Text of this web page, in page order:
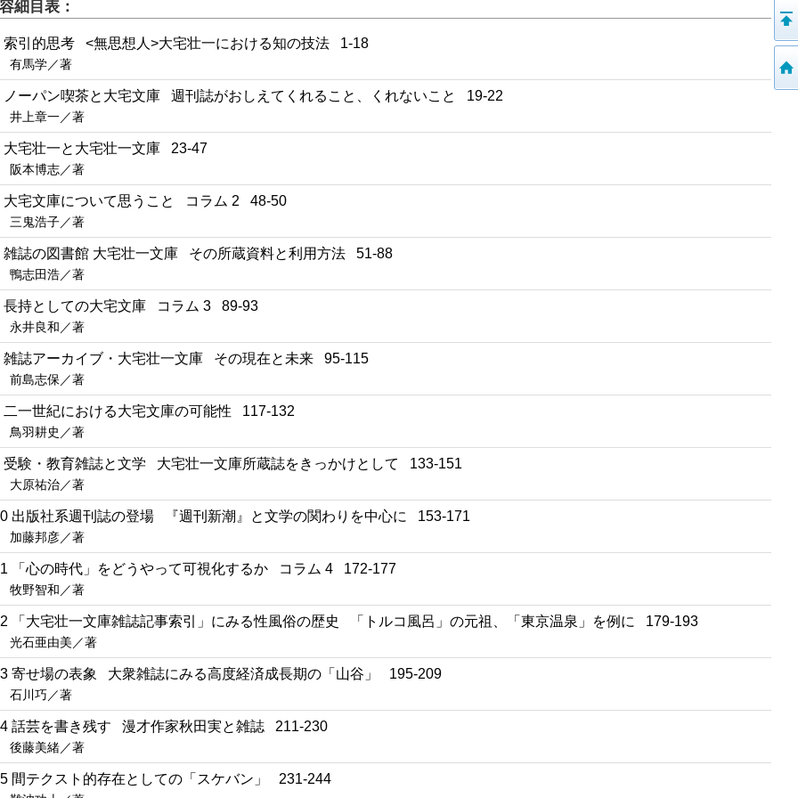
細目表：
索引的思考 <無思想人>大宅壮一における知の技法 1-18
有馬学／著
ノーパン喫茶と大宅文庫 週刊誌がおしえてくれること、くれないこと 19-22
井上章一／著
大宅壮一と大宅壮一文庫 23-47
阪本博志／著
大宅文庫について思うこと コラム 2 48-50
三鬼浩子／著
雑誌の図書館 大宅壮一文庫 その所蔵資料と利用方法 51-88
鴨志田浩／著
長持としての大宅文庫 コラム 3 89-93
永井良和／著
雑誌アーカイブ・大宅壮一文庫 その現在と未来 95-115
前島志保／著
二一世紀における大宅文庫の可能性 117-132
鳥羽耕史／著
受験・教育雑誌と文学 大宅壮一文庫所蔵誌をきっかけとして 133-151
大原祐治／著
出版社系週刊誌の登場 『週刊新潮』と文学の関わりを中心に 153-171
加藤邦彦／著
「心の時代」をどうやって可視化するか コラム 4 172-177
牧野智和／著
「大宅壮一文庫雑誌記事索引」にみる性風俗の歴史 「トルコ風呂」の元祖、「東京温泉」を例に 179-193
光石亜由美／著
寄せ場の表象 大衆雑誌にみる高度経済成長期の「山谷」 195-209
石川巧／著
話芸を書き残す 漫才作家秋田実と雑誌 211-230
後藤美緒／著
間テクスト的存在としての「スケバン」 231-244